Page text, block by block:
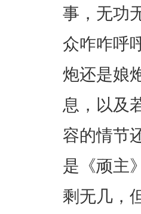
事，无功
众咋咋呼
炮还是娘
息，以及
容的情节
是《顽主
剩无几，